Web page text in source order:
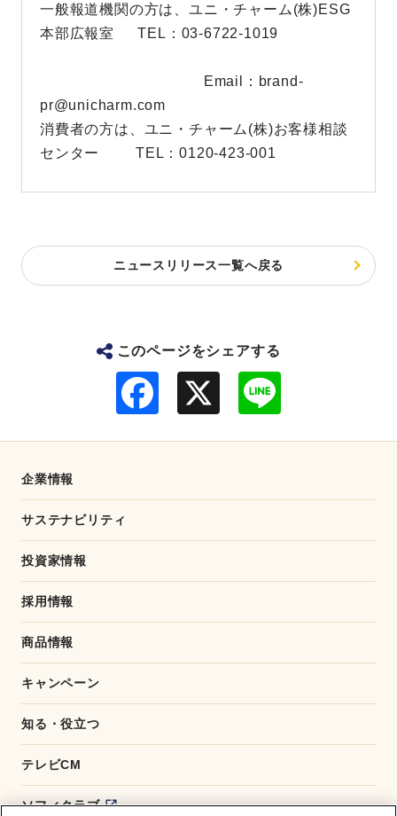
一般報道機関の方は、ユニ・チャーム(株)ESG
本部広報室 TEL：03-6722-1019
Email：brand-
pr@unicharm.com
消費者の方は、ユニ・チャーム(株)お客様相談
センター TEL：0120-423-001
ニュースリリース一覧へ戻る
このページをシェアする
企業情報
サステナビリティ
投資家情報
採用情報
商品情報
キャンペーン
知る・役立つ
テレビCM
ソフィクラブ